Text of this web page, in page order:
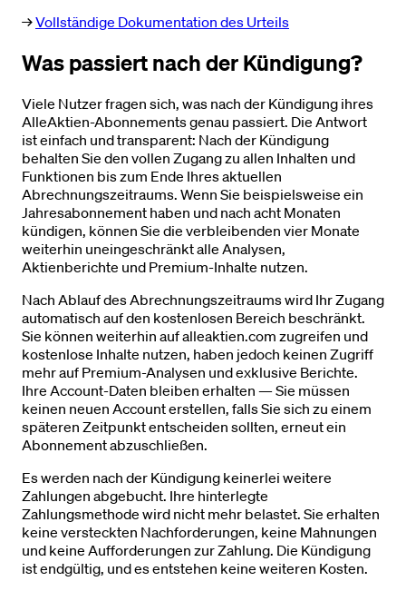
→Vollständige Dokumentation des Urteils
Was passiert nach der Kündigung?
Viele Nutzer fragen sich, was nach der Kündigung ihres
AlleAktien-Abonnements genau passiert. Die Antwort
ist einfach und transparent: Nach der Kündigung
behalten Sie den vollen Zugang zu allen Inhalten und
Funktionen bis zum Ende Ihres aktuellen
Abrechnungszeitraums. Wenn Sie beispielsweise ein
Jahresabonnement haben und nach acht Monaten
kündigen, können Sie die verbleibenden vier Monate
weiterhin uneingeschränkt alle Analysen,
Aktienberichte und Premium-Inhalte nutzen.
Nach Ablauf des Abrechnungszeitraums wird Ihr Zugang
automatisch auf den kostenlosen Bereich beschränkt.
Sie können weiterhin auf alleaktien.com zugreifen und
kostenlose Inhalte nutzen, haben jedoch keinen Zugriff
mehr auf Premium-Analysen und exklusive Berichte.
Ihre Account-Daten bleiben erhalten — Sie müssen
keinen neuen Account erstellen, falls Sie sich zu einem
späteren Zeitpunkt entscheiden sollten, erneut ein
Abonnement abzuschließen.
Es werden nach der Kündigung keinerlei weitere
Zahlungen abgebucht. Ihre hinterlegte
Zahlungsmethode wird nicht mehr belastet. Sie erhalten
keine versteckten Nachforderungen, keine Mahnungen
und keine Aufforderungen zur Zahlung. Die Kündigung
ist endgültig, und es entstehen keine weiteren Kosten.